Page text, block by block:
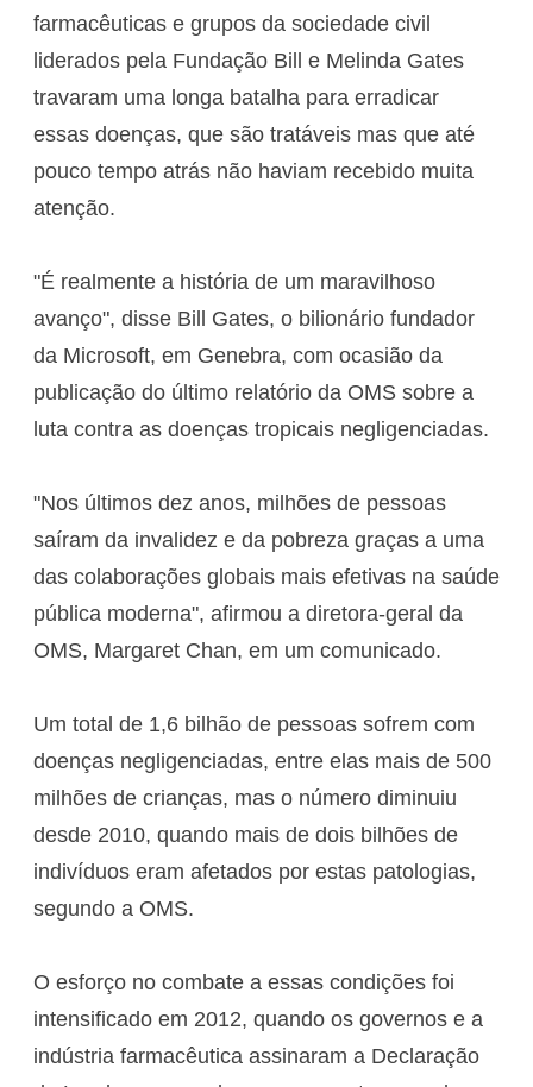
farmacêuticas e grupos da sociedade civil
liderados pela Fundação Bill e Melinda Gates
travaram uma longa batalha para erradicar
essas doenças, que são tratáveis mas que até
pouco tempo atrás não haviam recebido muita
atenção.
"É realmente a história de um maravilhoso
avanço", disse Bill Gates, o bilionário fundador
da Microsoft, em Genebra, com ocasião da
publicação do último relatório da OMS sobre a
luta contra as doenças tropicais negligenciadas.
"Nos últimos dez anos, milhões de pessoas
saíram da invalidez e da pobreza graças a uma
das colaborações globais mais efetivas na saúde
pública moderna", afirmou a diretora-geral da
OMS, Margaret Chan, em um comunicado.
Um total de 1,6 bilhão de pessoas sofrem com
doenças negligenciadas, entre elas mais de 500
milhões de crianças, mas o número diminuiu
desde 2010, quando mais de dois bilhões de
indivíduos eram afetados por estas patologias,
segundo a OMS.
O esforço no combate a essas condições foi
intensificado em 2012, quando os governos e a
indústria farmacêutica assinaram a Declaração